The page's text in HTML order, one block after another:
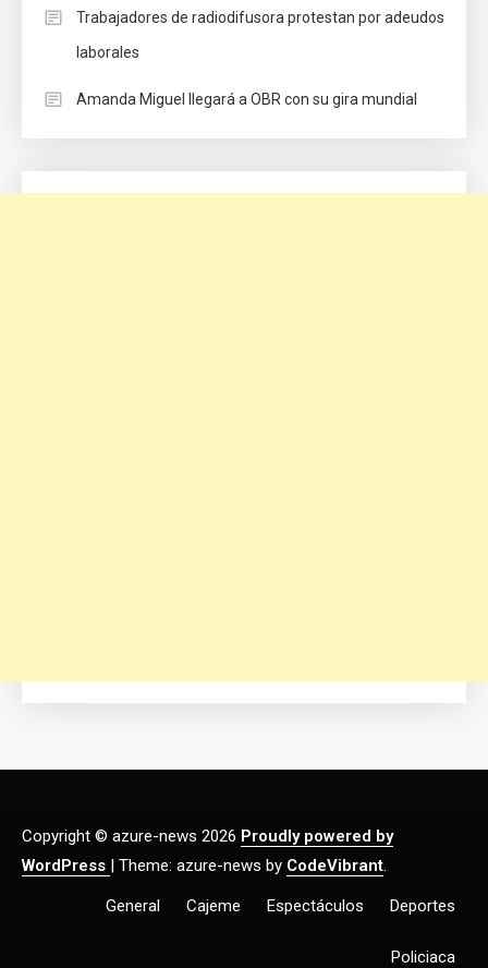
Trabajadores de radiodifusora protestan por adeudos
laborales
Amanda Miguel llegará a OBR con su gira mundial
Copyright © azure-news 2026 Proudly powered by
WordPress
Theme: azure-news by CodeVibrant.
General Cajeme Espectáculos Deportes
Policiaca